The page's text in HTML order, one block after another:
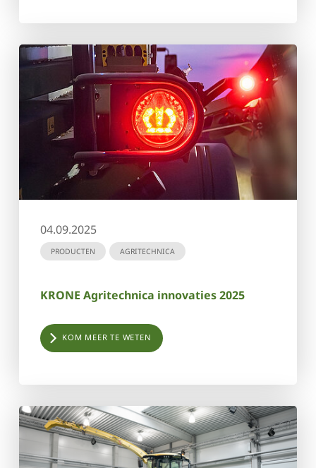
04.09.2025
PRODUCTEN AGRITECHNICA
KRONE Agritechnica innovaties 2025
KOM MEER TE WETEN